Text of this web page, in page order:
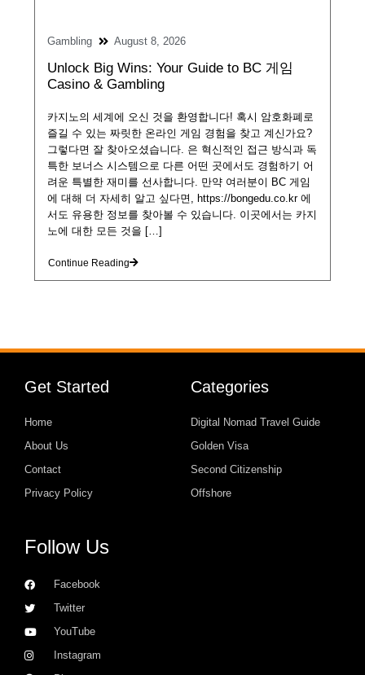
Gambling August 8, 2026
Unlock Big Wins: Your Guide to BC 게임
Casino & Gambling
카지노의 세계에 오신 것을 환영합니다! 혹시 암호화폐로
즐길 수 있는 짜릿한 온라인 게임 경험을 찾고 계신가요?
그렇다면 잘 찾아오셨습니다. 은 혁신적인 접근 방식과 독
특한 보너스 시스템으로 다른 어떤 곳에서도 경험하기 어
려운 특별한 재미를 선사합니다. 만약 여러분이 BC 게임
에 대해 더 자세히 알고 싶다면, https://bongedu.co.kr 에
서도 유용한 정보를 찾아볼 수 있습니다. 이곳에서는 카지
노에 대한 모든 것을 […]
Continue Reading
Get Started
Home
About Us
Contact
Privacy Policy
Categories
Digital Nomad Travel Guide
Golden Visa
Second Citizenship
Offshore
Follow Us
Facebook
Twitter
YouTube
Instagram